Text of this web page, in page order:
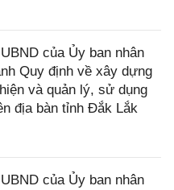
của Ủy ban nhân
Quy định về xây dựng
và quản lý, sử dụng
địa bàn tỉnh Đắk Lắk
của Ủy ban nhân